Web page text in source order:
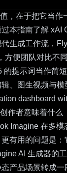
，在于把它当
本指南了解 xAI
生成工作流，
方便团队对比不
的提示词当作简
、图生视频与模
作者意味着什么
Imagine 在多
有用的问题是：
AI 生成器的
产品场景转成